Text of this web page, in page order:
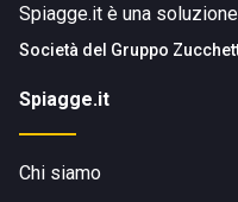
Spiagge.it è una
Società del Gruppo
Spiagge.it
Chi siamo